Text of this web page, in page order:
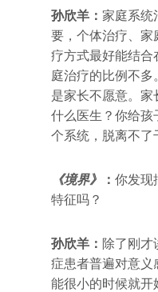
孙欣羊： 家庭系统
要，个体治疗、家
疗方式最好能结合
庭治疗的比例不
是家长不愿意。
什么医生？你给孩
个系统，脱离不了
《境界》 ： 你发现
特征吗？
孙欣羊： 除了刚才
症患者普遍对意义
能很小的时候就开